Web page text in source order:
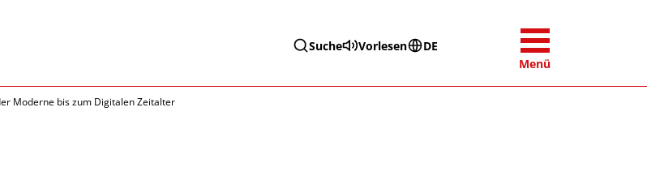
Suche Vorlesen
DE
Menü
Moderne bis zum Digitalen Zeitalter